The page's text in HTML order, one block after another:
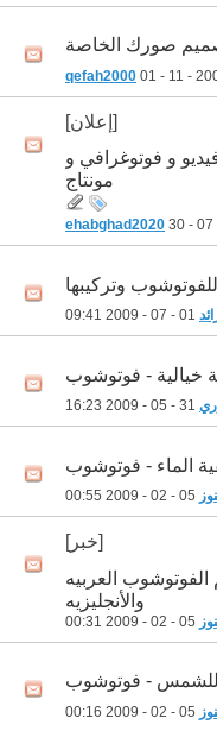
صورك الخاصة
qefah2000 01 - 11 -
[إعلان]
و فوتوغرافي و
مونتاج
ehabghad2020 30 - 07
وتركيبها
09:41
16:23
00:55
[خبر]
العربيه
والأنجليزيه
00:31
00:16